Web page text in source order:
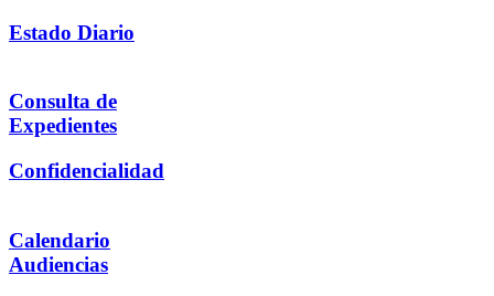
Estado Diario
Consulta de
Expedientes
Confidencialidad
Calendario
Audiencias